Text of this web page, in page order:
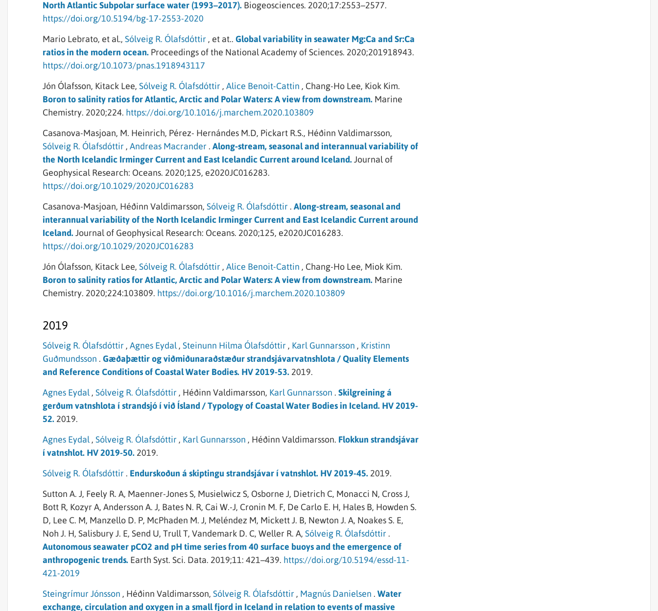
North Atlantic Subpolar surface water (1993–2017). Biogeosciences. 2020;17:2553–2577.
https://doi.org/10.5194/bg-17-2553-2020
Mario Lebrato, et al., Sólveig R. Ólafsdóttir , et at.. Global variability in seawater Mg:Ca and Sr:Ca
ratios in the modern ocean. Proceedings of the National Academy of Sciences. 2020;201918943.
https://doi.org/10.1073/pnas.1918943117
Jón Ólafsson, Kitack Lee, Sólveig R. Ólafsdóttir , Alice Benoit-Cattin , Chang-Ho Lee, Kiok Kim.
Boron to salinity ratios for Atlantic, Arctic and Polar Waters: A view from downstream. Marine
Chemistry. 2020;224. https://doi.org/10.1016/j.marchem.2020.103809
Casanova-Masjoan, M. Heinrich, Pérez- Hernándes M.D, Pickart R.S., Héðinn Valdimarsson,
Sólveig R. Ólafsdóttir , Andreas Macrander . Along‐stream, seasonal and interannual variability of
the North Icelandic Irminger Current and East Icelandic Current around Iceland.Journal of
Geophysical Research: Oceans. 2020;125, e2020JC016283.
https://doi.org/10.1029/2020JC016283
Casanova-Masjoan, Héðinn Valdimarsson, Sólveig R. Ólafsdóttir . Along‐stream, seasonal and
interannual variability of the North Icelandic Irminger Current and East Icelandic Current around
Iceland.Journal of Geophysical Research: Oceans. 2020;125, e2020JC016283.
https://doi.org/10.1029/2020JC016283
Jón Ólafsson, Kitack Lee, Sólveig R. Ólafsdóttir , Alice Benoit-Cattin , Chang-Ho Lee, Miok Kim.
Boron to salinity ratios for Atlantic, Arctic and Polar Waters: A view from downstream. Marine
Chemistry. 2020;224:103809. https://doi.org/10.1016/j.marchem.2020.103809
2019
Sólveig R. Ólafsdóttir , Agnes Eydal , Steinunn Hilma Ólafsdóttir , Karl Gunnarsson , Kristinn
Guðmundsson . Gæðaþættir og viðmiðunaraðstæður strandsjávarvatnshlota / Quality Elements
and Reference Conditions of Coastal Water Bodies. HV 2019-53. 2019.
Agnes Eydal , Sólveig R. Ólafsdóttir , Héðinn Valdimarsson, Karl Gunnarsson . Skilgreining á
gerðum vatnshlota í strandsjó í við Ísland / Typology of Coastal Water Bodies in Iceland. HV 2019-
52. 2019.
Agnes Eydal , Sólveig R. Ólafsdóttir , Karl Gunnarsson , Héðinn Valdimarsson. Flokkun strandsjávar
í vatnshlot. HV 2019-50. 2019.
Sólveig R. Ólafsdóttir . Endurskoðun á skiptingu strandsjávar í vatnshlot. HV 2019-45. 2019.
Sutton A. J, Feely R. A, Maenner-Jones S, Musielwicz S, Osborne J, Dietrich C, Monacci N, Cross J,
Bott R, Kozyr A, Andersson A. J, Bates N. R, Cai W.-J, Cronin M. F, De Carlo E. H, Hales B, Howden S.
D, Lee C. M, Manzello D. P, McPhaden M. J, Meléndez M, Mickett J. B, Newton J. A, Noakes S. E,
Noh J. H, Salisbury J. E, Send U, Trull T, Vandemark D. C, Weller R. A, Sólveig R. Ólafsdóttir .
Autonomous seawater pCO2 and pH time series from 40 surface buoys and the emergence of
anthropogenic trends. Earth Syst. Sci. Data. 2019;11: 421–439. https://doi.org/10.5194/essd-11-
421-2019
Steingrímur Jónsson , Héðinn Valdimarsson, Sólveig R. Ólafsdóttir , Magnús Danielsen . Water
exchange, circulation and oxygen in a small fjord in Iceland in relation to events of massive